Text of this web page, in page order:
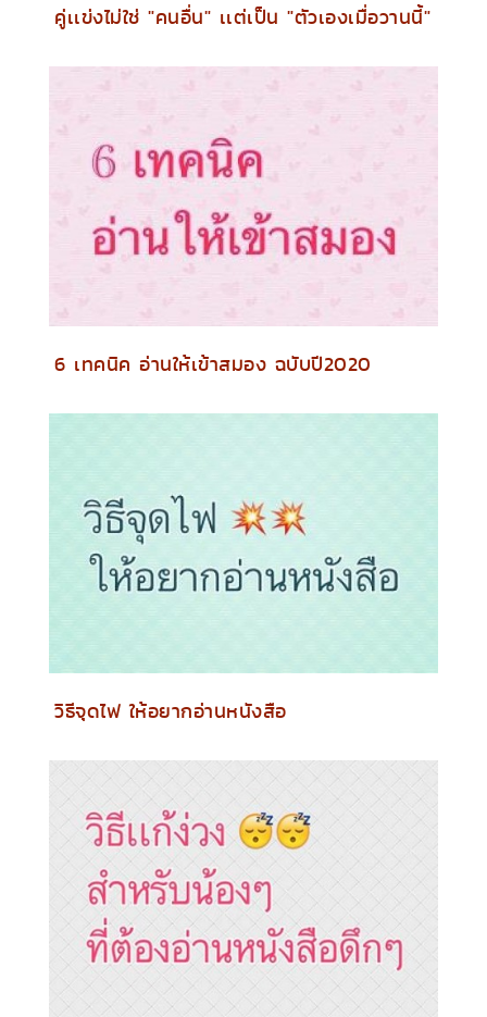
คู่เเข่งไม่ใช่ "คนอื่น" เเต่เป็น "ตัวเองเมื่อวานนี้"
6 เทคนิค อ่านให้เข้าสมอง ฉบับปี2020
วิธีจุดไฟ ให้อยากอ่านหนังสือ